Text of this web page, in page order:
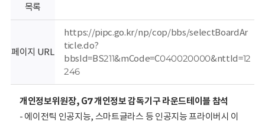
목록
페이지 URL
https://pipc.go.kr/np/cop/bbs/selectBoardAr
ticle.do?
bbsId=BS211&mCode=C040020000&nttId=12
246
개인정보위원장, G7 개인정보 감독기구 라운드테이블 참석
- 에이전틱 인공지능, 스마트글라스 등 인공지능 프라이버시 이